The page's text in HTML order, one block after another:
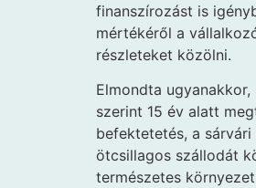
finanszírozást is
mértékéről a
részleteket közölni.
Elmondta
szerint 15 év alatt
befektetetés, a
ötcsillagos szállodát
természetes